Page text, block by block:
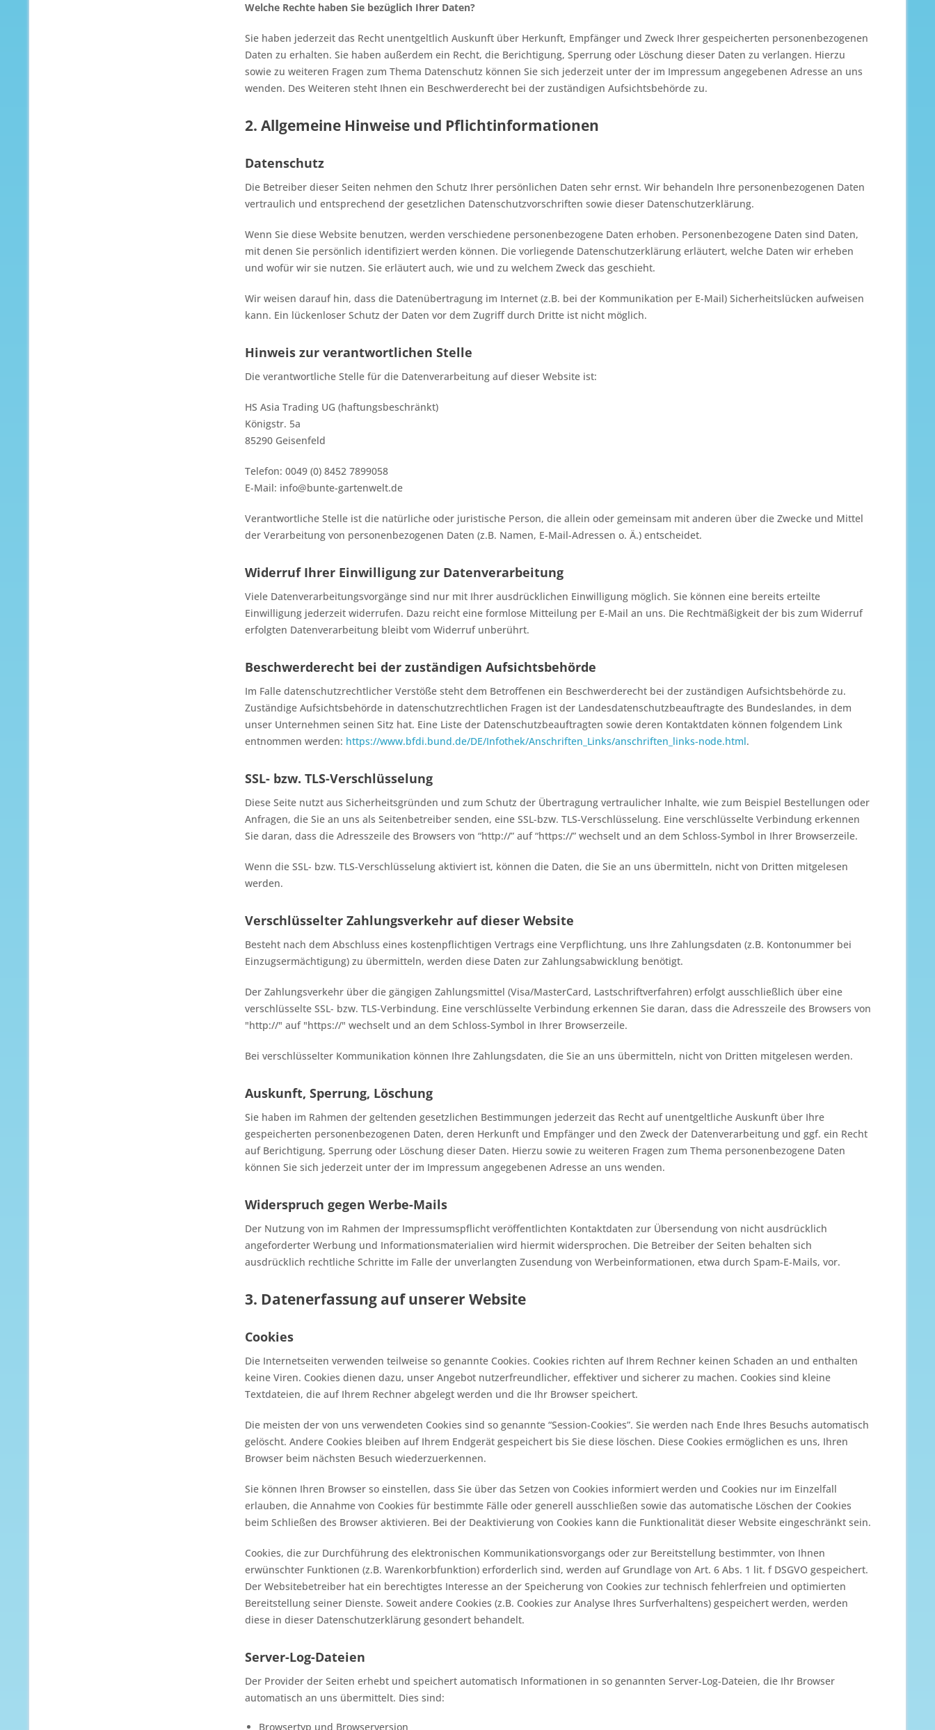
Welche Rechte haben Sie bezüglich Ihrer Daten?
Sie haben jederzeit das Recht unentgeltlich Auskunft über Herkunft, Empfänger und Zweck Ihrer gespeicherten personenbezogenen
Daten zu erhalten. Sie haben außerdem ein Recht, die Berichtigung, Sperrung oder Löschung dieser Daten zu verlangen. Hierzu
sowie zu weiteren Fragen zum Thema Datenschutz können Sie sich jederzeit unter der im Impressum angegebenen Adresse an uns
wenden. Des Weiteren steht Ihnen ein Beschwerderecht bei der zuständigen Aufsichtsbehörde zu.
2. Allgemeine Hinweise und Pflichtinformationen
Datenschutz
Die Betreiber dieser Seiten nehmen den Schutz Ihrer persönlichen Daten sehr ernst. Wir behandeln Ihre personenbezogenen Daten
vertraulich und entsprechend der gesetzlichen Datenschutzvorschriften sowie dieser Datenschutzerklärung.
Wenn Sie diese Website benutzen, werden verschiedene personenbezogene Daten erhoben. Personenbezogene Daten sind Daten,
mit denen Sie persönlich identifiziert werden können. Die vorliegende Datenschutzerklärung erläutert, welche Daten wir erheben
und wofür wir sie nutzen. Sie erläutert auch, wie und zu welchem Zweck das geschieht.
Wir weisen darauf hin, dass die Datenübertragung im Internet (z.B. bei der Kommunikation per E-Mail) Sicherheitslücken aufweisen
kann. Ein lückenloser Schutz der Daten vor dem Zugriff durch Dritte ist nicht möglich.
Hinweis zur verantwortlichen Stelle
Die verantwortliche Stelle für die Datenverarbeitung auf dieser Website ist:
HS Asia Trading UG (haftungsbeschränkt)
Königstr. 5a
85290 Geisenfeld
Telefon: 0049 (0) 8452 7899058
E-Mail: info@bunte-gartenwelt.de
Verantwortliche Stelle ist die natürliche oder juristische Person, die allein oder gemeinsam mit anderen über die Zwecke und Mittel
der Verarbeitung von personenbezogenen Daten (z.B. Namen, E-Mail-Adressen o. Ä.) entscheidet.
Widerruf Ihrer Einwilligung zur Datenverarbeitung
Viele Datenverarbeitungsvorgänge sind nur mit Ihrer ausdrücklichen Einwilligung möglich. Sie können eine bereits erteilte
Einwilligung jederzeit widerrufen. Dazu reicht eine formlose Mitteilung per E-Mail an uns. Die Rechtmäßigkeit der bis zum Widerruf
erfolgten Datenverarbeitung bleibt vom Widerruf unberührt.
Beschwerderecht bei der zuständigen Aufsichtsbehörde
Im Falle datenschutzrechtlicher Verstöße steht dem Betroffenen ein Beschwerderecht bei der zuständigen Aufsichtsbehörde zu.
Zuständige Aufsichtsbehörde in datenschutzrechtlichen Fragen ist der Landesdatenschutzbeauftragte des Bundeslandes, in dem
unser Unternehmen seinen Sitz hat. Eine Liste der Datenschutzbeauftragten sowie deren Kontaktdaten können folgendem Link
entnommen werden: https://www.bfdi.bund.de/DE/Infothek/Anschriften_Links/anschriften_links-node.html.
SSL- bzw. TLS-Verschlüsselung
Diese Seite nutzt aus Sicherheitsgründen und zum Schutz der Übertragung vertraulicher Inhalte, wie zum Beispiel Bestellungen oder
Anfragen, die Sie an uns als Seitenbetreiber senden, eine SSL-bzw. TLS-Verschlüsselung. Eine verschlüsselte Verbindung erkennen
Sie daran, dass die Adresszeile des Browsers von “http://” auf “https://” wechselt und an dem Schloss-Symbol in Ihrer Browserzeile.
Wenn die SSL- bzw. TLS-Verschlüsselung aktiviert ist, können die Daten, die Sie an uns übermitteln, nicht von Dritten mitgelesen
werden.
Verschlüsselter Zahlungsverkehr auf dieser Website
Besteht nach dem Abschluss eines kostenpflichtigen Vertrags eine Verpflichtung, uns Ihre Zahlungsdaten (z.B. Kontonummer bei
Einzugsermächtigung) zu übermitteln, werden diese Daten zur Zahlungsabwicklung benötigt.
Der Zahlungsverkehr über die gängigen Zahlungsmittel (Visa/MasterCard, Lastschriftverfahren) erfolgt ausschließlich über eine
verschlüsselte SSL- bzw. TLS-Verbindung. Eine verschlüsselte Verbindung erkennen Sie daran, dass die Adresszeile des Browsers von
"http://" auf "https://" wechselt und an dem Schloss-Symbol in Ihrer Browserzeile.
Bei verschlüsselter Kommunikation können Ihre Zahlungsdaten, die Sie an uns übermitteln, nicht von Dritten mitgelesen werden.
Auskunft, Sperrung, Löschung
Sie haben im Rahmen der geltenden gesetzlichen Bestimmungen jederzeit das Recht auf unentgeltliche Auskunft über Ihre
gespeicherten personenbezogenen Daten, deren Herkunft und Empfänger und den Zweck der Datenverarbeitung und ggf. ein Recht
auf Berichtigung, Sperrung oder Löschung dieser Daten. Hierzu sowie zu weiteren Fragen zum Thema personenbezogene Daten
können Sie sich jederzeit unter der im Impressum angegebenen Adresse an uns wenden.
Widerspruch gegen Werbe-Mails
Der Nutzung von im Rahmen der Impressumspflicht veröffentlichten Kontaktdaten zur Übersendung von nicht ausdrücklich
angeforderter Werbung und Informationsmaterialien wird hiermit widersprochen. Die Betreiber der Seiten behalten sich
ausdrücklich rechtliche Schritte im Falle der unverlangten Zusendung von Werbeinformationen, etwa durch Spam-E-Mails, vor.
3. Datenerfassung auf unserer Website
Cookies
Die Internetseiten verwenden teilweise so genannte Cookies. Cookies richten auf Ihrem Rechner keinen Schaden an und enthalten
keine Viren. Cookies dienen dazu, unser Angebot nutzerfreundlicher, effektiver und sicherer zu machen. Cookies sind kleine
Textdateien, die auf Ihrem Rechner abgelegt werden und die Ihr Browser speichert.
Die meisten der von uns verwendeten Cookies sind so genannte “Session-Cookies”. Sie werden nach Ende Ihres Besuchs automatisch
gelöscht. Andere Cookies bleiben auf Ihrem Endgerät gespeichert bis Sie diese löschen. Diese Cookies ermöglichen es uns, Ihren
Browser beim nächsten Besuch wiederzuerkennen.
Sie können Ihren Browser so einstellen, dass Sie über das Setzen von Cookies informiert werden und Cookies nur im Einzelfall
erlauben, die Annahme von Cookies für bestimmte Fälle oder generell ausschließen sowie das automatische Löschen der Cookies
beim Schließen des Browser aktivieren. Bei der Deaktivierung von Cookies kann die Funktionalität dieser Website eingeschränkt sein.
Cookies, die zur Durchführung des elektronischen Kommunikationsvorgangs oder zur Bereitstellung bestimmter, von Ihnen
erwünschter Funktionen (z.B. Warenkorbfunktion) erforderlich sind, werden auf Grundlage von Art. 6 Abs. 1 lit. f DSGVO gespeichert.
Der Websitebetreiber hat ein berechtigtes Interesse an der Speicherung von Cookies zur technisch fehlerfreien und optimierten
Bereitstellung seiner Dienste. Soweit andere Cookies (z.B. Cookies zur Analyse Ihres Surfverhaltens) gespeichert werden, werden
diese in dieser Datenschutzerklärung gesondert behandelt.
Server-Log-Dateien
Der Provider der Seiten erhebt und speichert automatisch Informationen in so genannten Server-Log-Dateien, die Ihr Browser
automatisch an uns übermittelt. Dies sind:
Browsertyp und Browserversion